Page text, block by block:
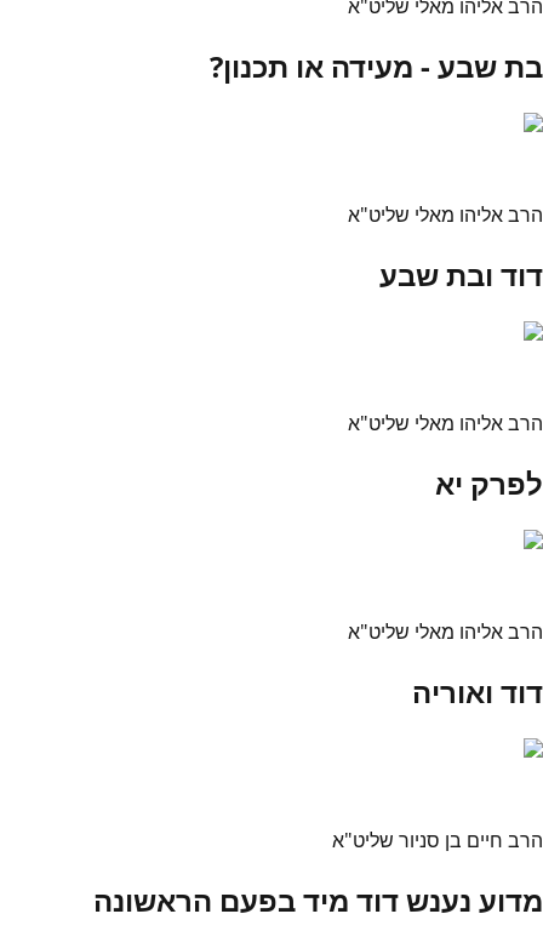
הרב אליהו מאלי שליט"א
בת שבע - מעידה או תכנון?
הרב אליהו מאלי שליט"א
דוד ובת שבע
הרב אליהו מאלי שליט"א
לפרק יא
הרב אליהו מאלי שליט"א
דוד ואוריה
הרב חיים בן סניור שליט"א
מדוע נענש דוד מיד בפעם הראשונה